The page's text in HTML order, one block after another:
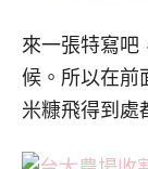
來一張特寫吧
候。所以在前
米糠飛得到處